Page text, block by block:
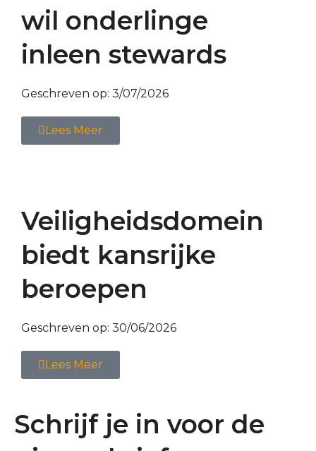
wil onderlinge
inleen stewards
Geschreven op: 3/07/2026
Lees Meer
Veiligheidsdomein
biedt kansrijke
beroepen
Geschreven op: 30/06/2026
Lees Meer
Schrijf je in voor de